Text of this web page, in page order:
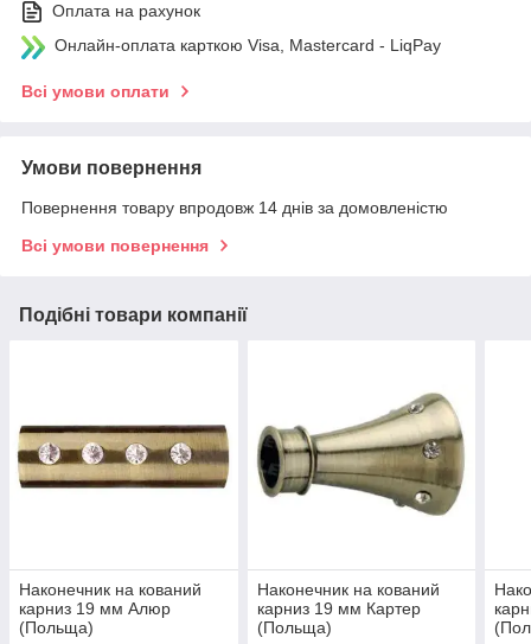
Оплата на рахунок
Онлайн-оплата карткою Visa, Mastercard - LiqPay
Всі умови оплати
Умови повернення
Повернення товару впродовж 14 днів за домовленістю
Всі умови повернення
Подібні товари компанії
Наконечник на кований
карниз 19 мм Алюр
(Польща)
Наконечник на кований
карниз 19 мм Картер
(Польща)